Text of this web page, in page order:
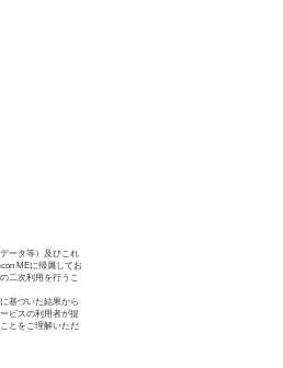
ータ等）及びこれ
MEに帰属してお
二次利用を行うこ
基づいた結果から
ビスの利用者が提
とをご理解いただ